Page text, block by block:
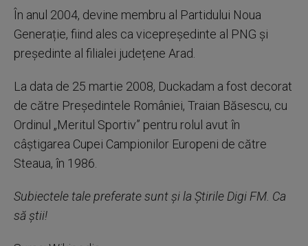
În anul 2004, devine membru al Partidului Noua
Generație, fiind ales ca vicepreședinte al PNG și
președinte al filialei județene Arad.
La data de 25 martie 2008, Duckadam a fost decorat
de către Președintele României, Traian Băsescu, cu
Ordinul „Meritul Sportiv” pentru rolul avut în
câștigarea Cupei Campionilor Europeni de către
Steaua, în 1986.
Subiectele tale preferate sunt și la Știrile Digi FM. Ca
să știi!